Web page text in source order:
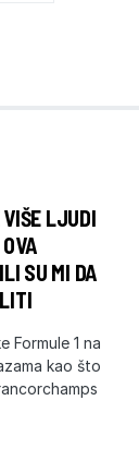
LJUDI
SU MI DA
Formule 1 na
kao što